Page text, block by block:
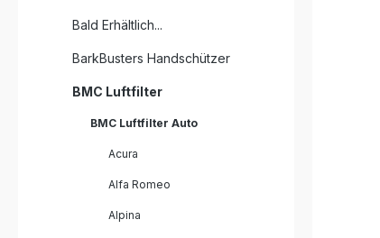
Bald Erhältlich...
BarkBusters Handschützer
BMC Luftfilter
BMC Luftfilter Auto
Acura
Alfa Romeo
Alpina